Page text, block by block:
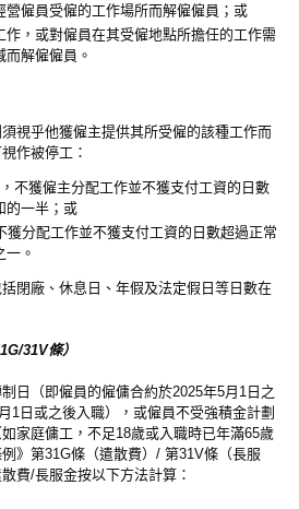
營僱員受僱的工作場所而解僱僱員；或
作，或對僱員在其受僱地點所擔任的工作需
解僱僱員。
視乎他獲僱主提供其所受僱的該種工作而
作被停工：
不獲僱主分配工作並不獲支付工資的日數
的一半；或
獲分配工作並不獲支付工資的日數超過正常
一。
閉廠、休息日、年假及法定假日等日數在
31V條）
日（即僱員的僱傭合約於2025年5月1日之
1日或之後入職），或僱員不受強積金計劃
家庭傭工，不足18歲或入職時已年滿65歲
》第31G條（遣散費）/ 第31V條（長服
費/長服金按以下方法計算：